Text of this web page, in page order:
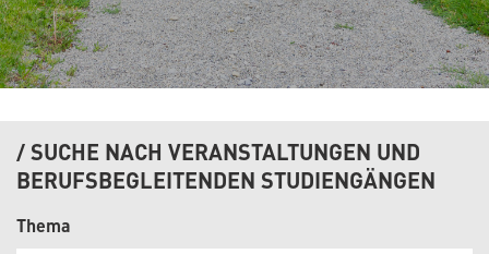
SUCHE NACH VERANSTALTUNGEN UND
BERUFSBEGLEITENDEN STUDIENGÄNGEN
Thema